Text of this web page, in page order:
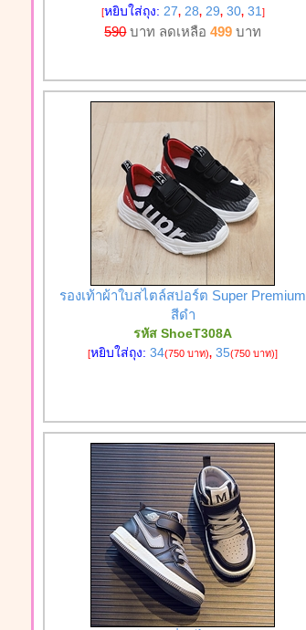
[หยิบใส่ถุง: 27, 28, 29, 30, 31 ]
590บาท ลดเหลือ499 บาท
รองเท้าผ้าใบสไตล์สปอร์ต Super Premium
สีดำ
รหัส ShoeT308A
[หยิบใส่ถุง:34(750 บาท), 35(750 บาท)]